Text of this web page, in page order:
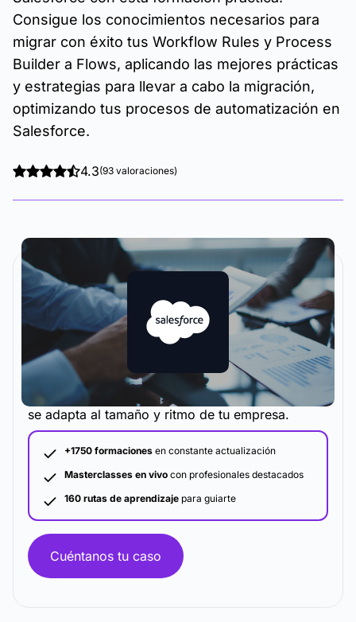
Consigue los conocimientos necesarios para
migrar con éxito tus Workflow Rules y Process
Builder a Flows, aplicando las mejores prácticas
y estrategias para llevar a cabo la migración,
optimizando tus procesos de automatización en
Salesforce.
4.3(93 valoraciones)
La metodología y plataforma de formación que
se adapta al tamaño y ritmo de tu empresa.
+1750 formaciones en constante actualización
Masterclasses en vivo con profesionales destacados
160 rutas de aprendizaje para guiarte
Cuéntanos tu caso